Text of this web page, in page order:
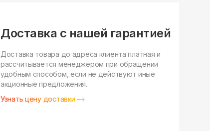
Доставка с нашей гарантией
Доставка товара до адреса клиента платная и
рассчитывается менеджером при обращении
удобным способом, если не действуют иные
акционные предложения.
Узнать цену доставки